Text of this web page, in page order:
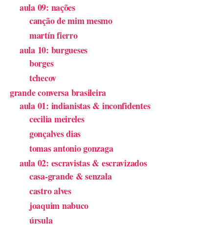
aula 09: nações
canção de mim mesmo
martín fierro
aula 10: burgueses
borges
tchecov
grande conversa brasileira
aula 01: indianistas & inconfidentes
cecilia meireles
gonçalves dias
tomas antonio gonzaga
aula 02: escravistas & escravizados
casa-grande & senzala
castro alves
joaquim nabuco
úrsula